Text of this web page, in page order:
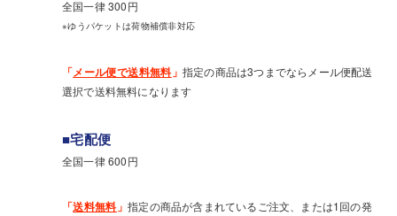
全国一律 300円
※ゆうパケットは荷物補償非対応
「メール便で送料無料 」 指定の商品は3つまでならメール便配送
選択で送料無料になります
■宅配便
全国一律 600円
「送料無料 」指定の商品が含まれているご注文、または1回の発